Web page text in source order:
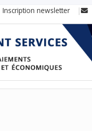
Inscription newsletter